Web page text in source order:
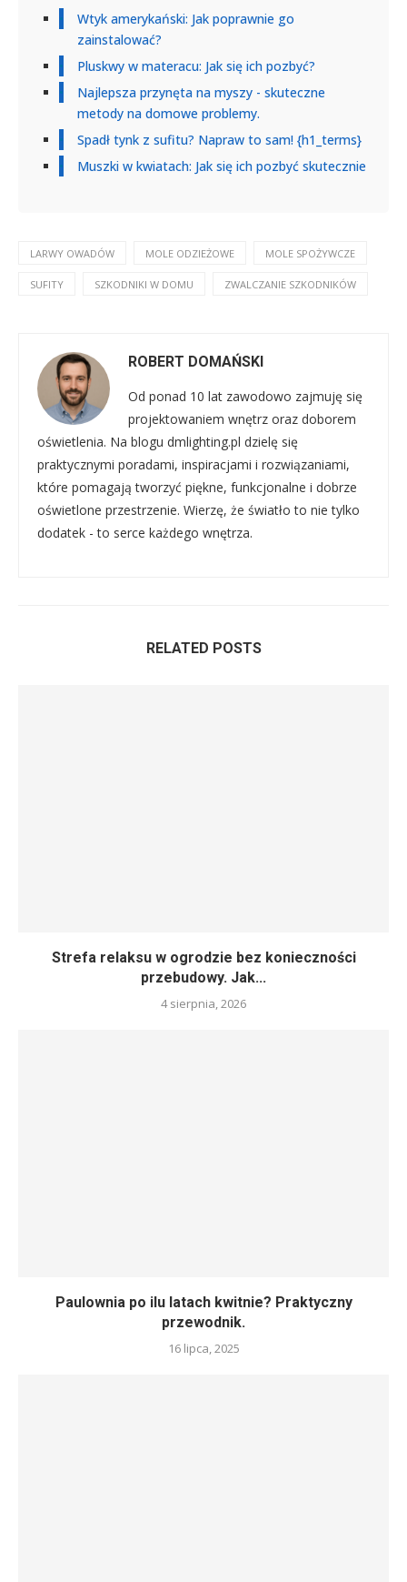
Wtyk amerykański: Jak poprawnie go
zainstalować?
Pluskwy w materacu: Jak się ich pozbyć?
Najlepsza przynęta na myszy - skuteczne
metody na domowe problemy.
Spadł tynk z sufitu? Napraw to sam! {h1_terms}
Muszki w kwiatach: Jak się ich pozbyć skutecznie
LARWY OWADÓW MOLE ODZIEŻOWE MOLE SPOŻYWCZE
SUFITY SZKODNIKI W DOMU ZWALCZANIE SZKODNIKÓW
ROBERT DOMAŃSKI
Od ponad 10 lat zawodowo zajmuję się
projektowaniem wnętrz oraz doborem
oświetlenia. Na blogu dmlighting.pl dzielę się
praktycznymi poradami, inspiracjami i rozwiązaniami,
które pomagają tworzyć piękne, funkcjonalne i dobrze
oświetlone przestrzenie. Wierzę, że światło to nie tylko
dodatek - to serce każdego wnętrza.
RELATED POSTS
Strefa relaksu w ogrodzie bez konieczności
przebudowy. Jak...
4 sierpnia, 2026
Paulownia po ilu latach kwitnie? Praktyczny
przewodnik.
16 lipca, 2025